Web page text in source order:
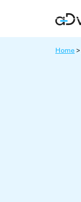
contenu
Home >